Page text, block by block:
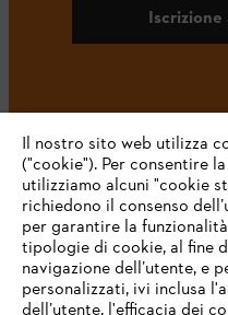
L’azienda
Il nostro sito web utilizza
("cookie"). Per consentire
utilizziamo alcuni "cookie
richiedono il consenso
per garantire la
tipologie di cookie, al fine
navigazione dell’utente, e
personalizzati, ivi inclusa